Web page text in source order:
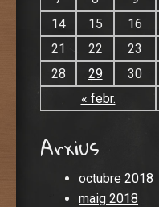
« febr.
14
15 16
21
22 23
28
29 30
Arxius
octubre 2018
maig 2018